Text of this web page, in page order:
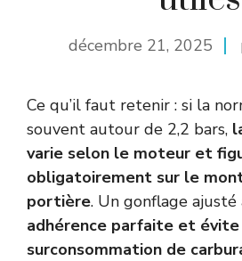
décembre 21, 2025
Ce qu’il faut retenir : si la
souvent autour de 2,2 bars,
varie selon le moteur et
obligatoirement sur le
portière. Un gonflage ajusté
adhérence parfaite et
surconsommation de